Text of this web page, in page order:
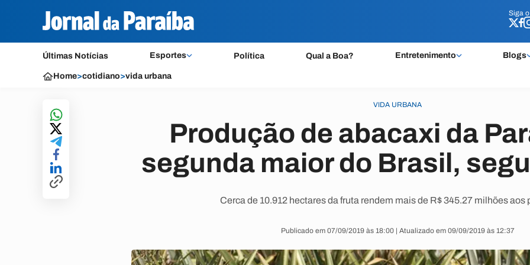
Siga o
Últimas Notícias Esportes Política Qual a Boa? Entretenimento Blogs
Siga o
Home>cotidiano>vida urbana
VIDA URBANA
Produção de abacaxi da
segunda maior do Brasil,
Cerca de 10.912 hectares da fruta rendem mais de R$ 345.27 milhões aos
Publicado em 07/09/2019 às 18:00 | Atualizado em 09/09/2019 às 12:37